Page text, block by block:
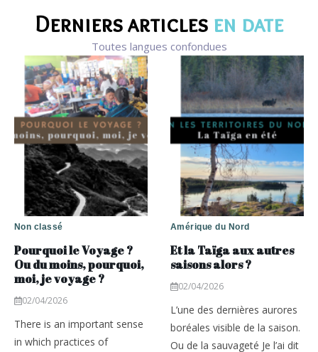
Derniers articles en date
Toutes langues confondues
Non classé
Pourquoi le Voyage ?
Ou du moins, pourquoi,
moi, je voyage ?
02/04/2026
There is an important sense
in which practices of
Amérique du Nord
Et la Taïga aux autres
saisons alors ?
02/04/2026
L’une des dernières aurores
boréales visible de la saison.
Ou de la sauvageté Je l’ai dit